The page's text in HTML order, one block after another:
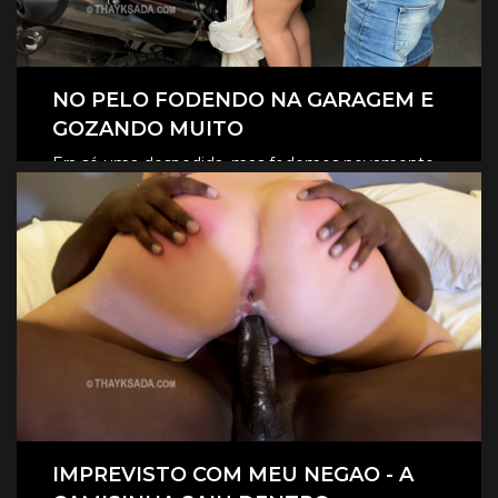
NO PELO FODENDO NA GARAGEM E
GOZANDO MUITO
Era só uma despedida, mas fodemos novamente
na garagem, e claro que foi no pelo, eles
revesaram gozar dentro de mim.
CLIQUE AQUI E ASSISTA
IMPREVISTO COM MEU NEGAO - A